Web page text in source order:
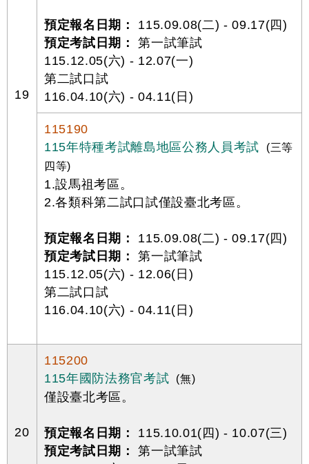
19
預定報名日期：
115.09.08(二) - 09.17(四)
預定考試日期：
第一試筆試
115.12.05(六) - 12.07(一)
第二試口試
116.04.10(六) - 04.11(日)
115190
115年特種考試離島地區公務人員考試
(三等
四等)
1.設馬祖考區。
2.各類科第二試口試僅設臺北考區。
預定報名日期：
115.09.08(二) - 09.17(四)
預定考試日期：
第一試筆試
115.12.05(六) - 12.06(日)
第二試口試
116.04.10(六) - 04.11(日)
20
115200
115年國防法務官考試
(無)
僅設臺北考區。
預定報名日期：
115.10.01(四) - 10.07(三)
預定考試日期：
第一試筆試